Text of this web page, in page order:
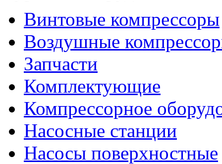
Винтовые компрессоры
Воздушные
Запчасти
Комплектующие
Компрессорное
Насосные станции
Насосы поверхностные